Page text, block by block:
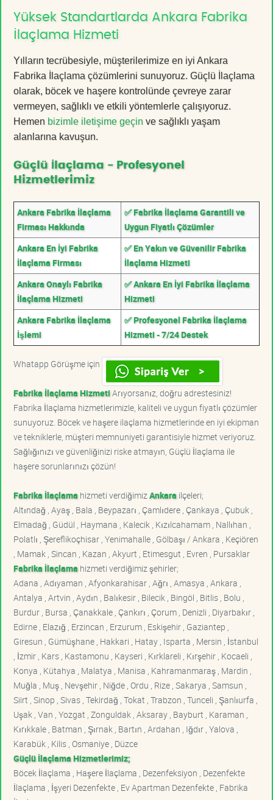
Yüksek Standartlarda Ankara Fabrika
İlaçlama Hizmeti
Yılların tecrübesiyle, müşterilerimize en iyi Ankara
Fabrika İlaçlama çözümlerini sunuyoruz. Güçlü İlaçlama
olarak, böcek ve haşere kontrolünde çevreye zarar
vermeyen, sağlıklı ve etkili yöntemlerle çalışıyoruz.
Hemen bizimle iletişime geçin ve sağlıklı yaşam
alanlarına kavuşun.
Güçlü İlaçlama - Profesyonel
Hizmetlerimiz
Ankara Fabrika İlaçlama
Firması Hakkında
✅ Fabrika İlaçlama Garantili ve
Uygun Fiyatlı Çözümler
Ankara En İyi Fabrika
İlaçlama Firması
✅ En Yakın ve Güvenilir Fabrika
İlaçlama Hizmeti
Ankara Onaylı Fabrika
İlaçlama Hizmeti
✅ Ankara En İyi Fabrika İlaçlama
Hizmeti
Ankara Fabrika İlaçlama
İşlemi
✅ Profesyonel Fabrika İlaçlama
Hizmeti - 7/24 Destek
Whatapp Görüşme için
Fabrika İlaçlama HizmetiArıyorsanız, doğru adrestesiniz!
Fabrika İlaçlama hizmetlerimizle, kaliteli ve uygun fiyatlı çözümler
sunuyoruz. Böcek ve haşere ilaçlama hizmetlerinde en iyi ekipman
ve tekniklerle, müşteri memnuniyeti garantisiyle hizmet veriyoruz.
Sağlığınızı ve güvenliğinizi riske atmayın, Güçlü İlaçlama ile
haşere sorunlarınızı çözün!
Fabrika İlaçlama hizmeti verdiğimiz Ankara ilçeleri;
Altındağ , Ayaş , Bala , Beypazarı , Çamlıdere , Çankaya , Çubuk ,
Elmadağ , Güdül , Haymana , Kalecik , Kızılcahamam , Nallıhan ,
Polatlı , Şereflikoçhisar , Yenimahalle , Gölbaşı / Ankara , Keçiören
, Mamak , Sincan , Kazan , Akyurt , Etimesgut , Evren , Pursaklar
Fabrika İlaçlama hizmeti verdiğimiz şehirler;
Adana , Adıyaman , Afyonkarahisar , Ağrı , Amasya , Ankara ,
Antalya , Artvin , Aydın , Balıkesir , Bilecik , Bingöl , Bitlis , Bolu ,
Burdur , Bursa , Çanakkale , Çankırı , Çorum , Denizli , Diyarbakır ,
Edirne , Elazığ , Erzincan , Erzurum , Eskişehir , Gaziantep ,
Giresun , Gümüşhane , Hakkari , Hatay , Isparta , Mersin , İstanbul
, İzmir , Kars , Kastamonu , Kayseri , Kırklareli , Kırşehir , Kocaeli ,
Konya , Kütahya , Malatya , Manisa , Kahramanmaraş , Mardin ,
Muğla , Muş , Nevşehir , Niğde , Ordu , Rize , Sakarya , Samsun ,
Siirt , Sinop , Sivas , Tekirdağ , Tokat , Trabzon , Tunceli , Şanlıurfa ,
Uşak , Van , Yozgat , Zonguldak , Aksaray , Bayburt , Karaman ,
Kırıkkale , Batman , Şırnak , Bartın , Ardahan , Iğdır , Yalova ,
Karabük , Kilis , Osmaniye , Düzce
Güçlü İlaçlama Hizmetlerimiz;
Böcek İlaçlama , Haşere İlaçlama , Dezenfeksiyon , Dezenfekte
İlaçlama , İşyeri Dezenfekte , Ev Apartman Dezenfekte , Fabrika